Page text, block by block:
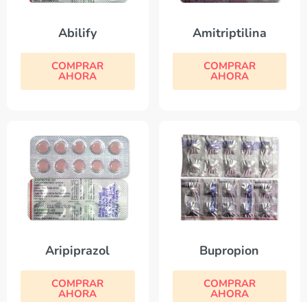
Abilify
COMPRAR
AHORA
Amitriptilina
COMPRAR
AHORA
Aripiprazol
COMPRAR
AHORA
Bupropion
COMPRAR
AHORA